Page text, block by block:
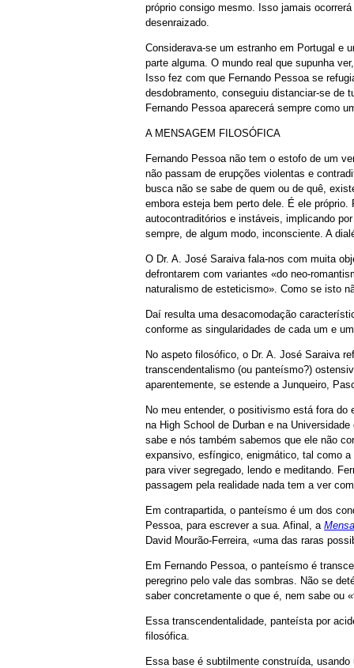
próprio consigo mesmo. Isso jamais
desenraizado.
Considerava-se um estranho em Portugal e
parte alguma. O mundo real que supunha
Isso fez com que Fernando Pessoa se
desdobramento, conseguiu distanciar-se de
Fernando Pessoa aparecerá sempre como
A MENSAGEM FILOSÓFICA
Fernando Pessoa não tem o estofo de um
não passam de erupções violentas e
busca não se sabe de quem ou de quê,
embora esteja bem perto dele. É ele
autocontraditórios e instáveis, implicando
sempre, de algum modo, inconsciente. A
O Dr. A. José Saraiva fala-nos com muita
defrontarem com variantes «do neo-
naturalismo de esteticismo». Como se isto
Daí resulta uma desacomodação
conforme as singularidades de cada um e
No aspeto filosófico, o Dr. A. José Saraiva
transcendentalismo (ou panteísmo?)
aparentemente, se estende a Junqueiro,
No meu entender, o positivismo está fora
na High School de Durban e na
sabe e nós também sabemos que ele não
expansivo, esfíngico, enigmático, tal como
para viver segregado, lendo e meditando.
passagem pela realidade nada tem a ver
Em contrapartida, o panteísmo é um dos
Pessoa, para escrever a sua. Afinal, a
David Mourão-Ferreira, «uma das raras
Em Fernando Pessoa, o panteísmo é
peregrino pelo vale das sombras. Não se
saber concretamente o que é, nem sabe ou
Essa transcendentalidade, panteísta por
filosófica.
Essa base é subtilmente construída,